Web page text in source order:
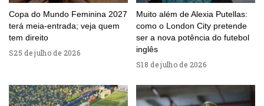
Copa do Mundo Feminina 2027
terá meia-entrada; veja quem
tem direito
25 de julho de 2026
Muito além de Alexia Putellas:
como o London City pretende
ser a nova potência do futebol
inglês
18 de julho de 2026